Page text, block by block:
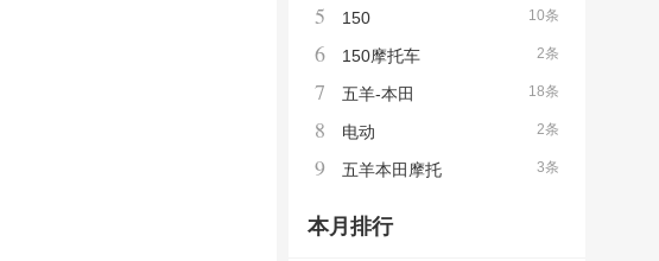
10条
5 150
2条
6 150摩托车
18条
7 五羊-本田
2条
8 电动
3条
9 五羊本田摩托
本月排行